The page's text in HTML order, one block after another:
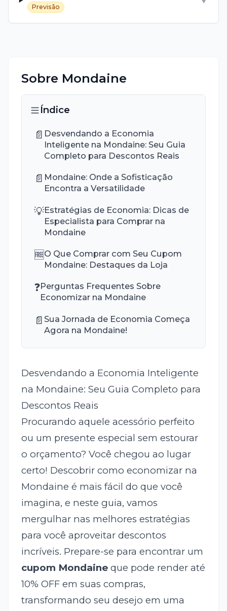
Previsão
Sobre Mondaine
Índice
📄 Desvendando a Economia
Inteligente na Mondaine: Seu Guia
Completo para Descontos Reais
📄 Mondaine: Onde a Sofisticação
Encontra a Versatilidade
💡Estratégias de Economia: Dicas de
Especialista para Comprar na
Mondaine
🆓O Que Comprar com Seu Cupom
Mondaine: Destaques da Loja
❓Perguntas Frequentes Sobre
Economizar na Mondaine
📄 Sua Jornada de Economia Começa
Agora na Mondaine!
Desvendando a Economia Inteligente
na Mondaine: Seu Guia Completo para
Descontos Reais
Procurando aquele acessório perfeito
ou um presente especial sem estourar
o orçamento? Você chegou ao lugar
certo! Descobrir como economizar na
Mondaine é mais fácil do que você
imagina, e neste guia, vamos
mergulhar nas melhores estratégias
para você aproveitar descontos
incríveis. Prepare-se para encontrar um
cupom Mondaineque pode render até
10% OFF em suas compras,
transformando seu desejo em uma